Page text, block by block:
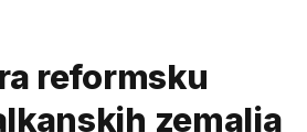
reformsku
zemalja